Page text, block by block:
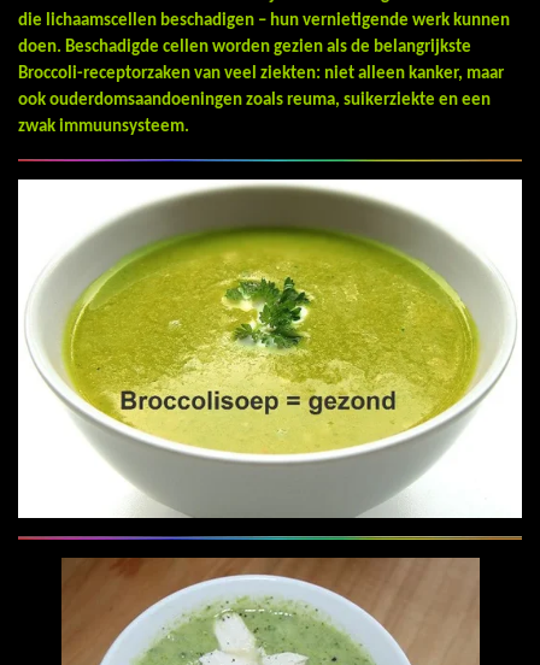
die lichaamscellen beschadigen – hun vernietigende werk kunnen
doen. Beschadigde cellen worden gezien als de belangrijkste
Broccoli-receptorzaken van veel ziekten: niet alleen kanker, maar
ook ouderdomsaandoeningen zoals reuma, suikerziekte en een
zwak immuunsysteem.